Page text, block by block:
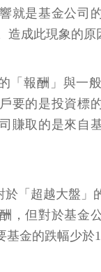
就是基金公司
造成此現象的原
「報酬」與一
要的是投資標
賺取的是來自
「超越大盤」
，但對於基金
基金的跌幅少於